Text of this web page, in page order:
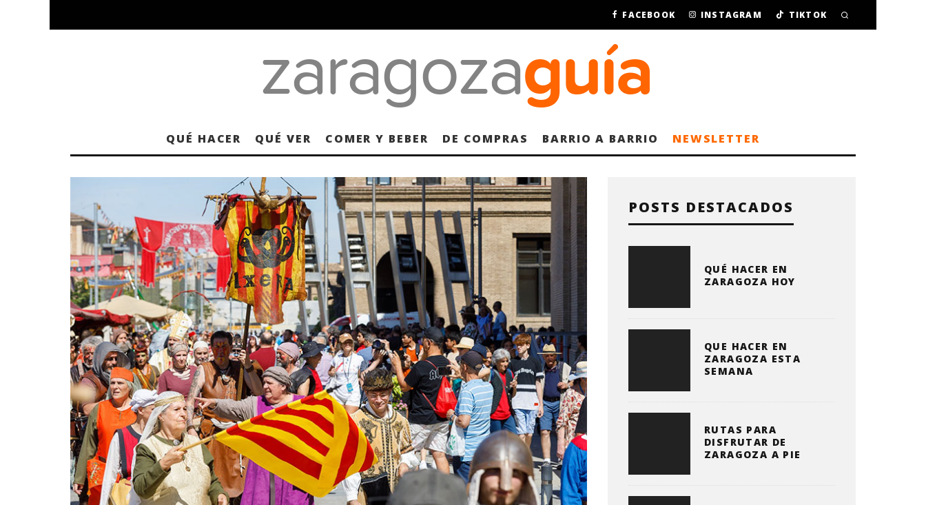
FACEBOOK INSTAGRAM TIKTOK
QUÉ HACER QUÉ VER COMER Y BEBER DE COMPRAS BARRIO A BARRIO NEWSLETTER
POSTS DESTACADOS
QUÉ HACER EN
ZARAGOZA HOY
QUE HACER EN
ZARAGOZA ESTA
SEMANA
RUTAS PARA
DISFRUTAR DE
ZARAGOZA A PIE